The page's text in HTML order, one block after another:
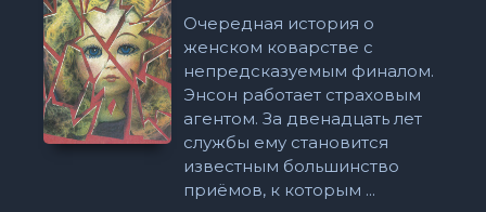
Очередная история о
женском коварстве с
непредсказуемым финалом.
Энсон работает страховым
агентом. За двенадцать лет
службы ему становится
известным большинство
приёмов, к которым ...